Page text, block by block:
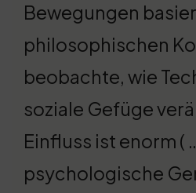
Bewegungen
philosophischen
beobachte, wie
soziale Gefüge
Einfluss ist enorm (
psychologische